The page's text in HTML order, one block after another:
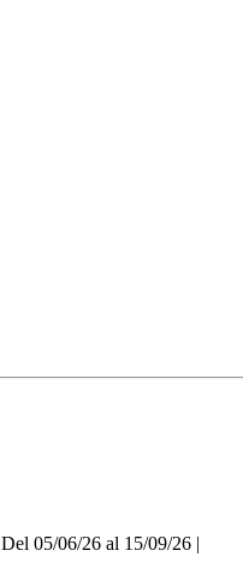
Del 05/06/26 al 15/09/26 |